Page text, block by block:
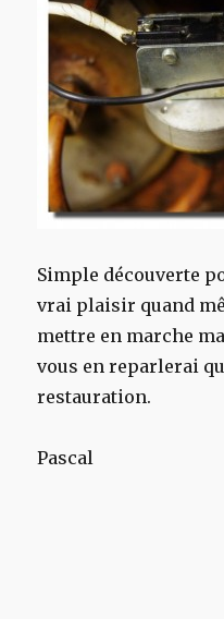
Simple découverte
vrai plaisir quand
mettre en marche
vous en reparlerai
restauration.
Pascal